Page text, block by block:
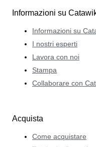
Informazioni su
Informazioni su
I nostri esperti
Lavora con noi
Stampa
Collaborare con
Acquista
Come acquistare